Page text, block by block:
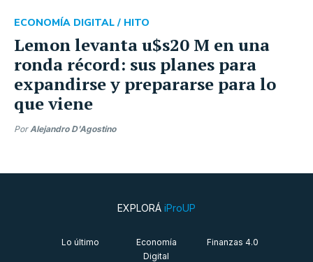
Lemon levanta u$s20 M en una
ronda récord: sus planes para
expandirse y prepararse para lo
que viene
ECONOMÍA DIGITAL / HITO
PorAlejandro D'Agostino
EXPLORÁ iProUP
Lo último
Economía
Digital
Finanzas 4.0